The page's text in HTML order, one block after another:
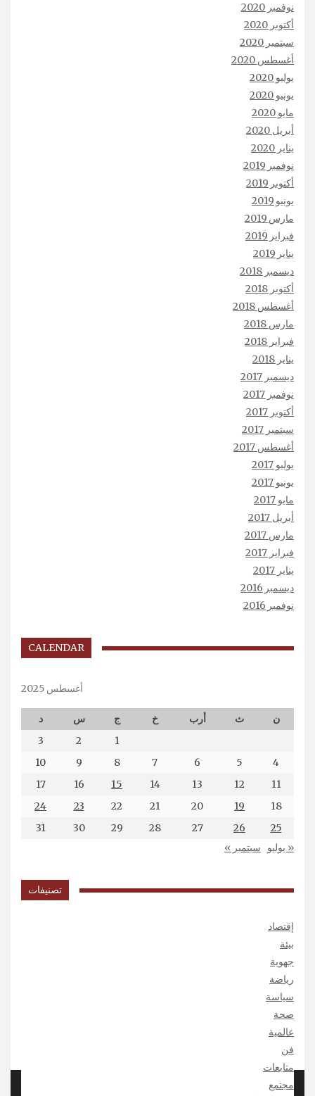
نوفمبر 2020
أكتوبر 2020
سبتمبر 2020
أغسطس 2020
يوليو 2020
يونيو 2020
مايو 2020
أبريل 2020
يناير 2020
نوفمبر 2019
أكتوبر 2019
يونيو 2019
مارس 2019
فبراير 2019
يناير 2019
ديسمبر 2018
أكتوبر 2018
أغسطس 2018
مارس 2018
فبراير 2018
يناير 2018
ديسمبر 2017
نوفمبر 2017
أكتوبر 2017
سبتمبر 2017
أغسطس 2017
يوليو 2017
يونيو 2017
مايو 2017
أبريل 2017
مارس 2017
فبراير 2017
يناير 2017
ديسمبر 2016
نوفمبر 2016
CALENDAR
أغسطس 2025
ن ث أرب خ ج س
د
1
2
3
4
5
6
7
8
9
10
11
12
13
14
15
16
17
18
19
20
21
22
23
24
25
26
27
28
29
30
31
« يوليو
سبتمبر »
تصنيفات
إقتصاد
بيئة
جهوية
رياضة
سياسة
صحة
عالمية
فن
متابعات
مجتمع